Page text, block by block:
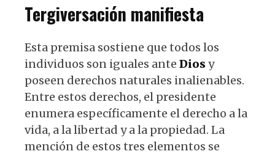
Tergiversación manifiesta
Esta premisa sostiene que todos los
individuos son iguales ante Diosy
poseen derechos naturales inalienables.
Entre estos derechos, el presidente
enumera específicamente el derecho a la
vida, a la libertad y a la propiedad. La
mención de estos tres elementos se